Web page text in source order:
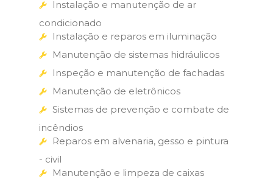
Instalação e manutenção de ar
condicionado
Instalação e reparos em iluminação
Manutenção de sistemas hidráulicos
Inspeção e manutenção de fachadas
Manutenção de eletrônicos
Sistemas de prevenção e combate de
incêndios
Reparos em alvenaria, gesso e pintura
- civil
Manutenção e limpeza de caixas